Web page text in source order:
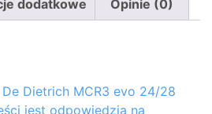
dodatkowe Opinie (0)
Dietrich MCR3 evo 24/28
jest odpowiedzią na